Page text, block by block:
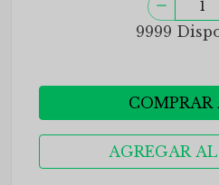
9999
COMPRAR
AGREGAR